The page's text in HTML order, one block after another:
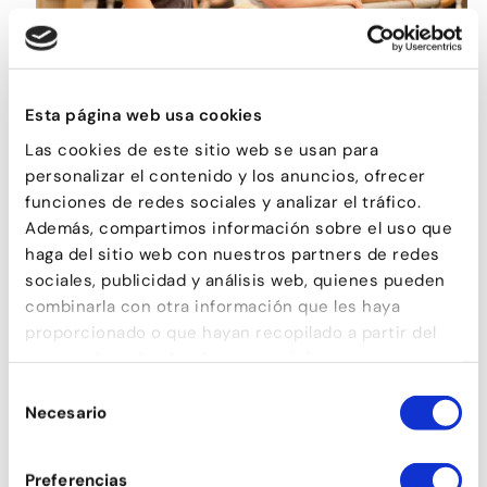
Esta página web usa cookies
Las cookies de este sitio web se usan para
personalizar el contenido y los anuncios, ofrecer
funciones de redes sociales y analizar el tráfico.
Además, compartimos información sobre el uso que
haga del sitio web con nuestros partners de redes
sociales, publicidad y análisis web, quienes pueden
combinarla con otra información que les haya
proporcionado o que hayan recopilado a partir del
uso que haya hecho de sus servicios.
deNecesario
Preferencias